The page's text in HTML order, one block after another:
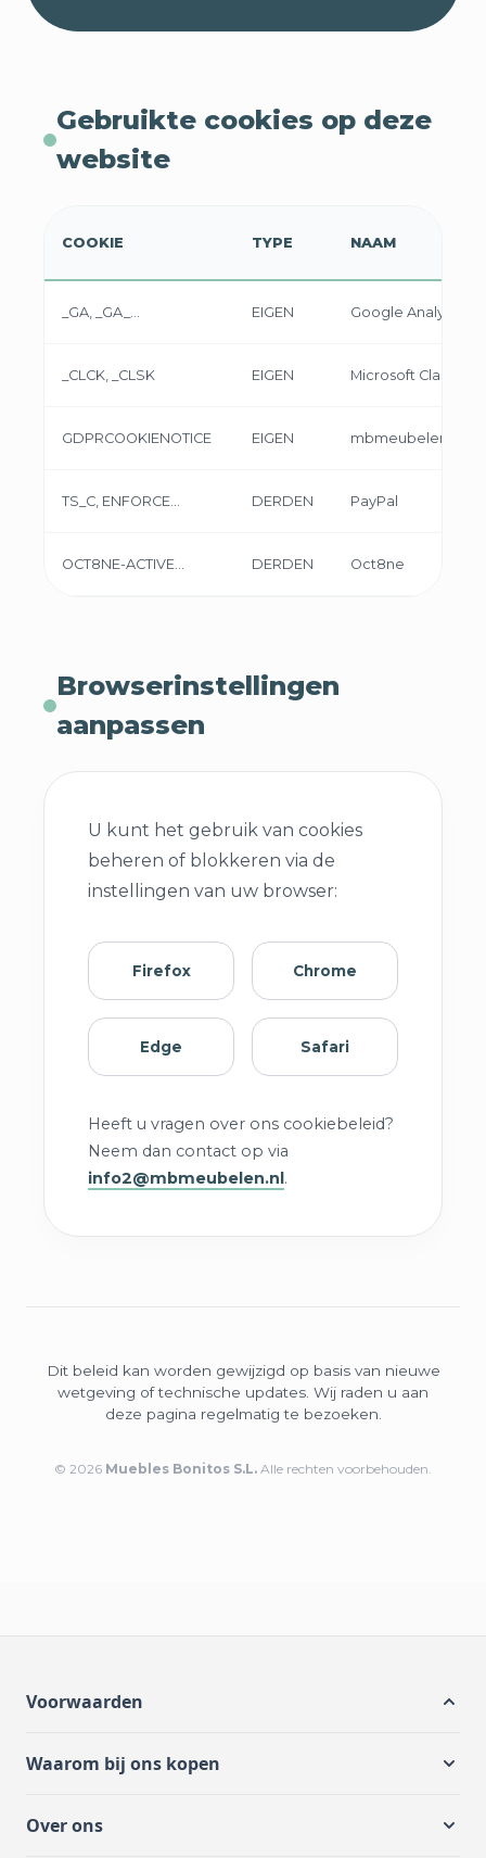
Gebruikte cookies op deze
website
COOKIE TYPE NAAM
_GA, _GA_... EIGEN Google Analytics
_CLCK, _CLSK EIGEN Microsoft Clarity
GDPRCOOKIENOTICE EIGEN mbmeubelen.nl
TS_C, ENFORCE... DERDEN PayPal
OCT8NE-ACTIVE... DERDEN Oct8ne
Browserinstellingen
aanpassen
U kunt het gebruik van cookies
beheren of blokkeren via de
instellingen van uw browser:
Firefox Chrome
Edge Safari
Heeft u vragen over ons cookiebeleid?
Neem dan contact op via
info2@mbmeubelen.nl .
Dit beleid kan worden gewijzigd op basis van nieuwe
wetgeving of technische updates. Wij raden u aan
deze pagina regelmatig te bezoeken.
© 2026 Muebles Bonitos S.L. Alle rechten voorbehouden.
Voorwaarden
Waarom bij ons kopen
Over ons